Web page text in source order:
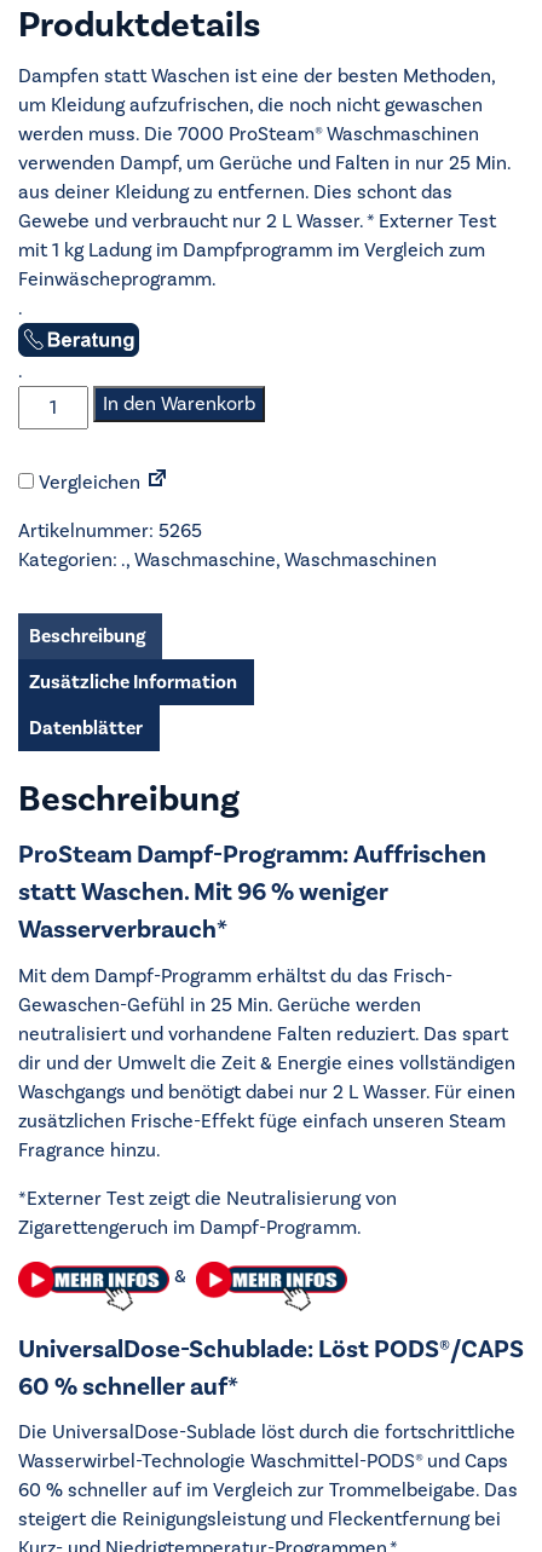
Produktdetails
Dampfen statt Waschen ist eine der besten Methoden,
um Kleidung aufzufrischen, die noch nicht gewaschen
werden muss. Die 7000 ProSteam® Waschmaschinen
verwenden Dampf, um Gerüche und Falten in nur 25 Min.
aus deiner Kleidung zu entfernen. Dies schont das
Gewebe und verbraucht nur 2 L Wasser. * Externer Test
mit 1 kg Ladung im Dampfprogramm im Vergleich zum
Feinwäscheprogramm.
.
.
AEG
-
-
Menge
In den Warenkorb
Vergleichen
Artikelnummer: 5265
Kategorien: ., Waschmaschine, Waschmaschinen
Beschreibung
Zusätzliche Information
Datenblätter
Beschreibung
ProSteam Dampf-Programm: Auffrischen
statt Waschen. Mit 96 % weniger
Wasserverbrauch*
Mit dem Dampf-Programm erhältst du das Frisch-
Gewaschen-Gefühl in 25 Min. Gerüche werden
neutralisiert und vorhandene Falten reduziert. Das spart
dir und der Umwelt die Zeit & Energie eines vollständigen
Waschgangs und benötigt dabei nur 2 L Wasser. Für einen
zusätzlichen Frische-Effekt füge einfach unseren Steam
Fragrance hinzu.
*Externer Test zeigt die Neutralisierung von
Zigarettengeruch im Dampf-Programm.
&
UniversalDose-Schublade: Löst PODS®/CAPS
60 % schneller auf*
Die UniversalDose-Sublade löst durch die fortschrittliche
Wasserwirbel-Technologie Waschmittel-PODS® und Caps
60 % schneller auf im Vergleich zur Trommelbeigabe. Das
steigert die Reinigungsleistung und Fleckentfernung bei